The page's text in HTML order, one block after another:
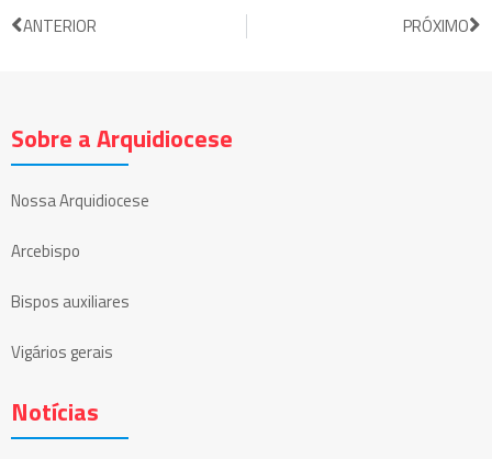
ANTERIOR PRÓXIMO
Sobre a Arquidiocese
Nossa Arquidiocese
Arcebispo
Bispos auxiliares
Vigários gerais
Notícias